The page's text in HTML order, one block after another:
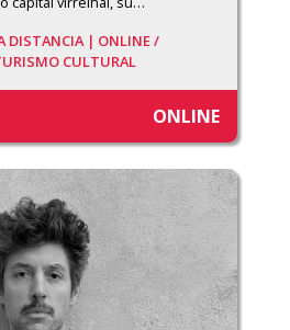
DISTANCIA | ONLINE /
CULTURAL
ONLINE